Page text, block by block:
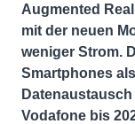
Augmented
mit der neuen
weniger Strom.
Smartphones
Vodafone bis